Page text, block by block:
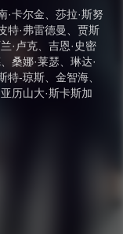
·卡尔金
莎拉·斯努
特·弗雷德曼
贾斯
·卢克
吉恩·史密
桑娜·莱瑟
琳达·
特-琼斯 金智海
亚历山大·斯卡斯加